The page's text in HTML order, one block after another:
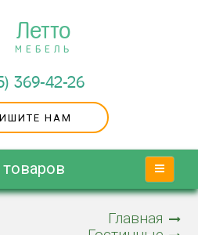
Летто
МЕБЕЛЬ
369-42-26
НАМ
товаров
Главная